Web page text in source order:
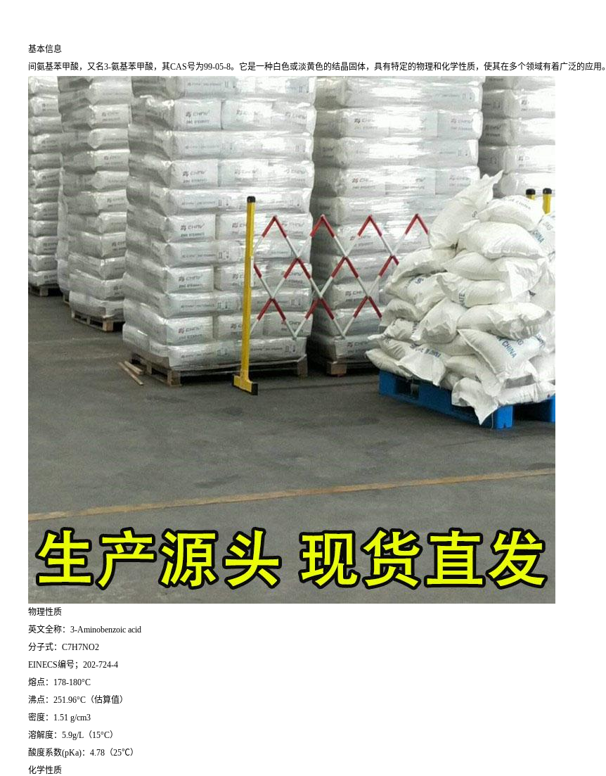
基本信息
间氨基苯甲酸，又名3-氨基苯甲酸，其CAS号为99-05-8。它是一种白色或淡黄色的结晶固体，具有特定的物理和化学性质，使其在多个领域有着广泛的应用。
物理性质
英文全称：3-Aminobenzoic acid
分子式：C7H7NO2
EINECS编号；202-724-4
熔点：178-180°C
沸点：251.96°C（估算值）
密度：1.51 g/cm3
溶解度：5.9g/L（15°C）
酸度系数(pKa)：4.78（25℃）
化学性质